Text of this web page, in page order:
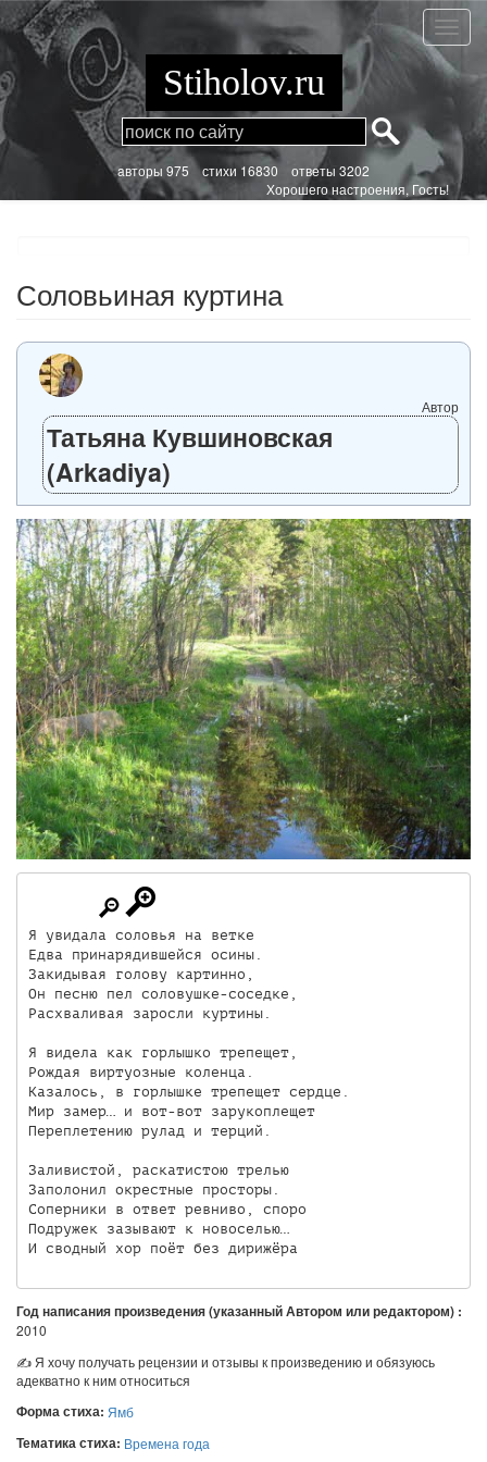
Перейти
к
основному
содержанию
Stiholov.ru
aвторы 975стихи 16830 ответы 3202
Хорошего настроения, Гость!
Соловьиная куртина
Автор
Татьяна Кувшиновская
(Arkadiya)
Я увидала соловья на ветке
Едва принарядившейся осины.
Закидывая голову картинно,
Он песню пел соловушке-соседке,
Расхваливая заросли куртины.
Я видела как горлышко трепещет,
Рождая виртуозные коленца.
Казалось, в горлышке трепещет сердце.
Мир замер… и вот-вот зарукоплещет
Переплетению рулад и терций.
Заливистой, раскатистою трелью
Заполонил окрестные просторы.
Соперники в ответ ревниво, споро
Подружек зазывают к новоселью…
И сводный хор поёт без дирижёра
Год написания произведения (указанный Автором или редактором) :
2010
✍ Я хочу получать рецензии и отзывы к произведению и обязуюсь
адекватно к ним относиться
Форма стиха: Ямб
Тематика стиха: Времена года